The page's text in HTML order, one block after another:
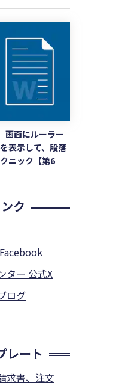
画面にルーラー
表示して、段落
ニック【第6
ク
ター 公式X
ログ
レート
求書、注文